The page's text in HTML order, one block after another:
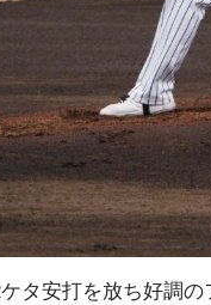
ケタ安打を放ち好調